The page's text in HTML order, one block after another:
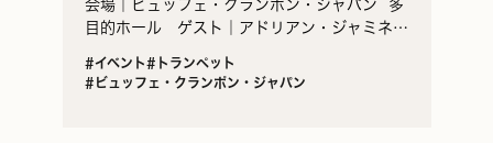
会場｜ビュッフェ・クランポン・ジャパン 多
目的ホール ゲスト｜アドリアン・ジャミネ、
#イベント#トランペット
#ビュッフェ・クランポン・ジャパン